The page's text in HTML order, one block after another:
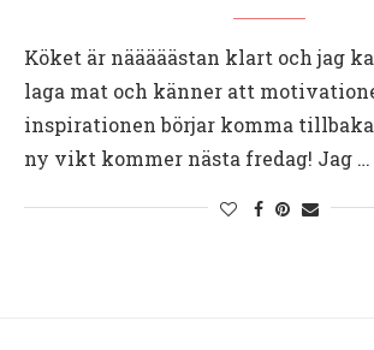
Köket är nääääästan klart och jag
laga mat och känner att
inspirationen börjar komma
ny vikt kommer nästa fredag! Jag …